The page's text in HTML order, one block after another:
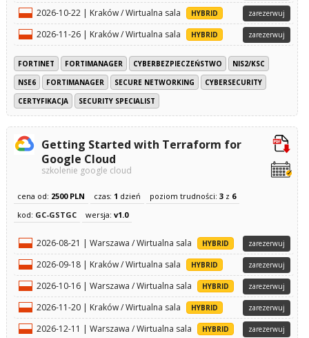
2026-10-22 | Kraków / Wirtualna sala HYBRID zarezerwuj
2026-11-26 | Kraków / Wirtualna sala HYBRID zarezerwuj
FORTINET FORTIMANAGER CYBERBEZPIECZEŃSTWO
NIS2/KSC
NSE6
FORTIMANAGER SECURE NETWORKING
CYBERSECURITY
CERTYFIKACJA
SECURITY SPECIALIST
Getting Started with Terraform for
Google Cloud
szkolenie google cloud
cena od: 2500 PLN czas: 1 dzień poziom trudności: 3z 6
kod: GC-GSTGC wersja: v1.0
2026-08-21 | Warszawa / Wirtualna sala HYBRID zarezerwuj
2026-09-18 | Kraków / Wirtualna sala HYBRID zarezerwuj
2026-10-16 | Warszawa / Wirtualna sala HYBRID zarezerwuj
2026-11-20 | Kraków / Wirtualna sala HYBRID zarezerwuj
2026-12-11 | Warszawa / Wirtualna sala HYBRID zarezerwuj